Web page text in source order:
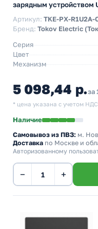
зарядным устройством
Артикул: TKE-PX-R1U2A-
Бренд: Tokov Electric
Серия
Цвет
Механизм
5 098,44 р.за
* цена указана с учетом
Наличие
Самовывоз из ПВЗ: м.
Доставка по Москве и
Авторизованному
− +